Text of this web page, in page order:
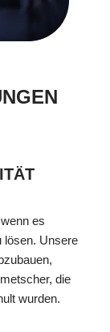
es
lösen. Unsere
die
wurden.